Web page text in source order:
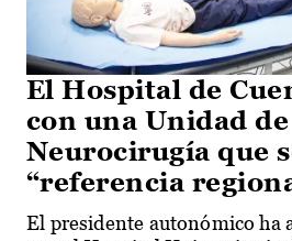
El Hospital de
con una Unidad de
Neurocirugía que
“referencia
El presidente autonómico ha